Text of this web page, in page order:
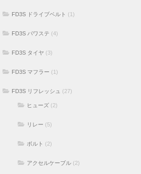
FD3S ドライブベルト (1)
FD3S パワステ (4)
FD3S タイヤ (3)
FD3S マフラー (1)
FD3S リフレッシュ (27)
ヒューズ (2)
リレー (5)
ボルト (2)
アクセルケーブル (2)